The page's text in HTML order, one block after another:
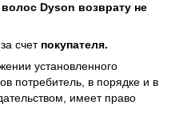
Dyson возврату не
счет покупателя.
установленного
потребитель, в порядке и в
имеет право